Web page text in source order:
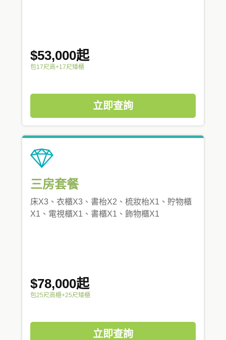
$53,000起
包17尺高+17尺矮櫃
立即查詢
三房套餐
床X3、衣櫃X3、書枱X2、梳妝枱X1、貯物櫃
X1、電視櫃X1、書櫃X1、飾物櫃X1
$78,000起
包25尺高櫃+25尺矮櫃
立即查詢